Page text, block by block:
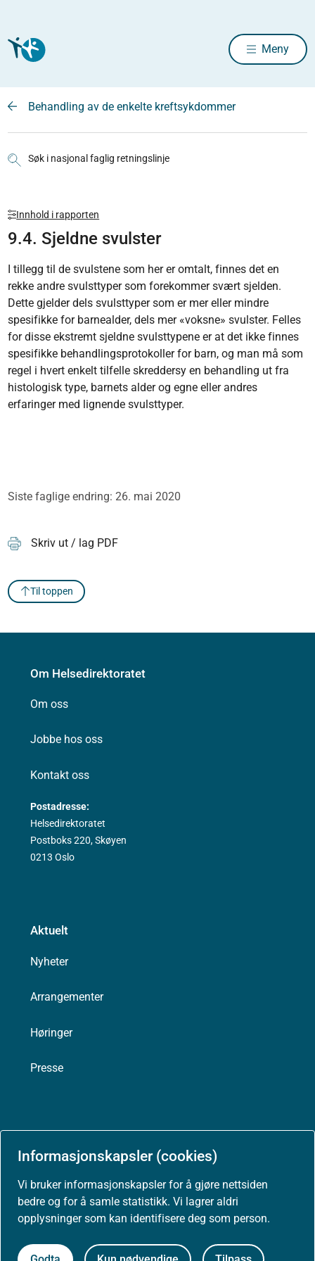
Informasjonskapsler (cookies)
Vi bruker informasjonskapsler for å gjøre nettsiden
bedre og for å samle statistikk. Vi lagrer aldri
opplysninger som kan identifisere deg som person.
Meny
Behandling av de enkelte kreftsykdommer
Søk i nasjonal faglig retningslinje
Innhold i rapporten
9.4. Sjeldne svulster
I tillegg til de svulstene som her er omtalt, finnes det en
rekke andre svulsttyper som forekom­mer svært sjelden.
Dette gjelder dels svulsttyper som er mer eller mindre
spesifikke for barne­alder, dels mer «voksne» svulster. Felles
for disse ekstremt sjeldne svulsttypene er at det ikke finnes
spesifikke behandlingsprotokoller for barn, og man må som
regel i hvert enkelt tilfelle skreddersy en behandling ut fra
histologisk type, barnets alder og egne eller andres
erfaringer med lignende svulsttyper.
Siste faglige endring: 26. mai 2020
Skriv ut / lag PDF
Til toppen
Om Helsedirektoratet
Om oss
Jobbe hos oss
Kontakt oss
Postadresse:
Helsedirektoratet
Postboks 220, Skøyen
0213 Oslo
Aktuelt
Nyheter
Arrangementer
Høringer
Presse
Tilgjengelighetserklæring (uustatus.no)
Besøksstatistikk og informasjonskapsler